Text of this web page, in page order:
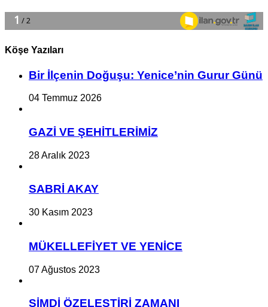
Köşe Yazıları
Bir İlçe­nin Do­ğu­şu: Ye­ni­ce’nin Gurur Günü
04 Temmuz 2026
GAZİ VE ŞEHİTLERİMİZ
28 Aralık 2023
SABRİ AKAY
30 Kasım 2023
MÜKELLEFİYET VE YENİCE
07 Ağustos 2023
ŞİMDİ ÖZELEŞTİRİ ZAMANI